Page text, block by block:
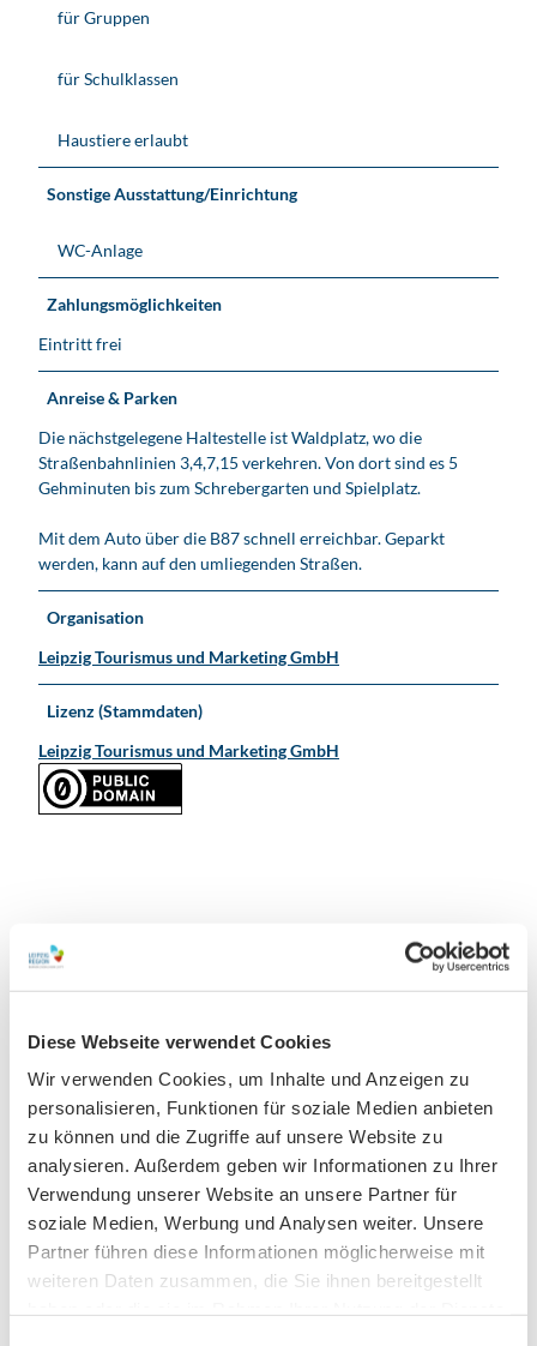
Diese Webseite verwendet Cookies
Wir verwenden Cookies, um Inhalte und Anzeigen zu
personalisieren, Funktionen für soziale Medien anbieten
zu können und die Zugriffe auf unsere Website zu
analysieren. Außerdem geben wir Informationen zu Ihrer
Verwendung unserer Website an unsere Partner für
soziale Medien, Werbung und Analysen weiter. Unsere
Partner führen diese Informationen möglicherweise mit
weiteren Daten zusammen, die Sie ihnen bereitgestellt
für Gruppen
für Schulklassen
Haustiere erlaubt
Sonstige Ausstattung/Einrichtung
WC-Anlage
Zahlungsmöglichkeiten
Eintritt frei
Anreise & Parken
Die nächstgelegene Haltestelle ist Waldplatz, wo die
Straßenbahnlinien 3,4,7,15 verkehren. Von dort sind es 5
Gehminuten bis zum Schrebergarten und Spielplatz.
Mit dem Auto über die B87 schnell erreichbar. Geparkt
werden, kann auf den umliegenden Straßen.
Organisation
Leipzig Tourismus und Marketing GmbH
Lizenz (Stammdaten)
Leipzig Tourismus und Marketing GmbH
In der Nähe Auf der Karte anschauen
Veranstaltung
Sehenswertes
Touren
Kontaktdaten
Aachener Straße